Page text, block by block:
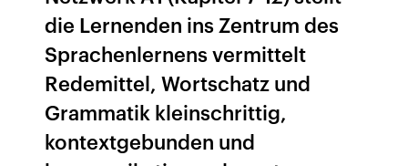
die Lernenden ins Zentrum des
Sprachenlernens vermittelt
Redemittel, Wortschatz und
Grammatik kleinschrittig,
kontextgebunden und